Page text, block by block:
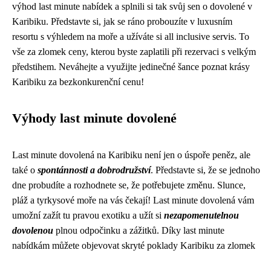
výhod last minute nabídek a splnili si tak svůj sen o dovolené v
Karibiku. Představte si, jak se ráno probouzíte v luxusním
resortu s výhledem na moře a užíváte si all inclusive servis. To
vše za zlomek ceny, kterou byste zaplatili při rezervaci s velkým
předstihem. Neváhejte a využijte jedinečné šance poznat krásy
Karibiku za bezkonkurenční cenu!
Výhody last minute dovolené
Last minute dovolená na Karibiku není jen o úspoře peněz, ale
také o spontánnosti a dobrodružství. Představte si, že se jednoho
dne probudíte a rozhodnete se, že potřebujete změnu. Slunce,
pláž a tyrkysové moře na vás čekají! Last minute dovolená vám
umožní zažít tu pravou exotiku a užít si nezapomenutelnou
dovolenou plnou odpočinku a zážitků. Díky last minute
nabídkám můžete objevovat skryté poklady Karibiku za zlomek